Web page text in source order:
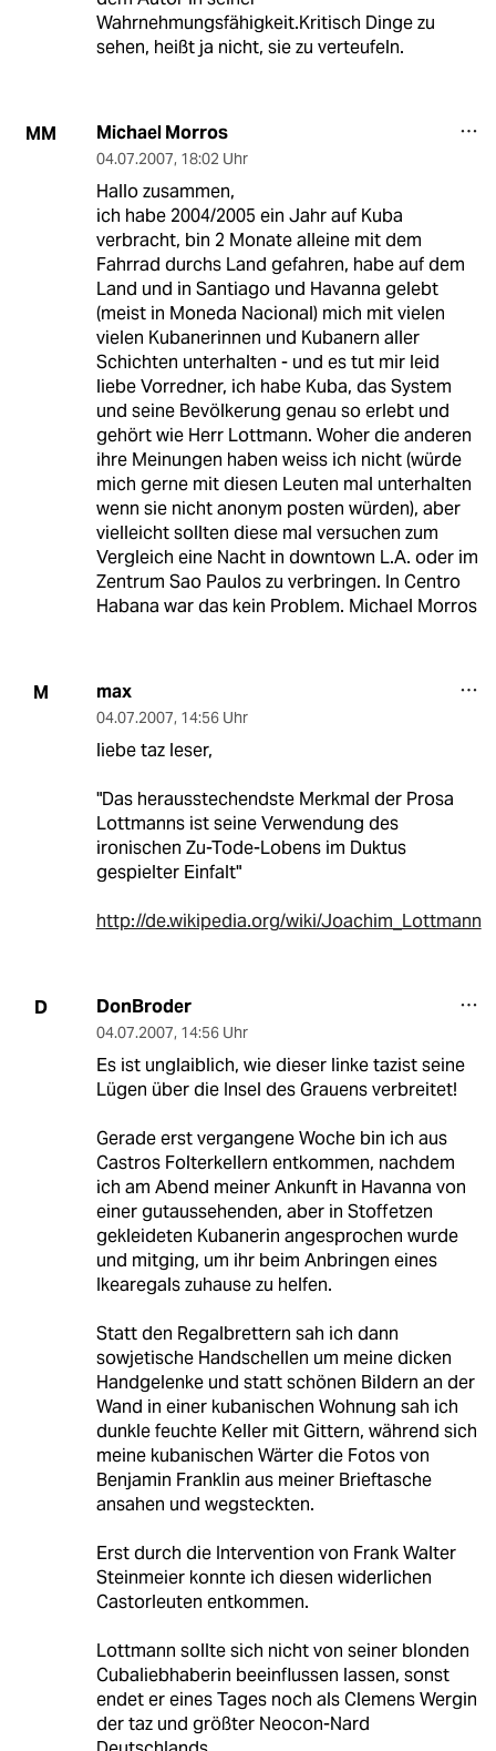
Wahrnehmungsfähigkeit.Kritisch Dinge zu
sehen, heißt ja nicht, sie zu verteufeln.
MM Michael Morros
04.07.2007, 18:02 Uhr
Hallo zusammen,
ich habe 2004/2005 ein Jahr auf Kuba
verbracht, bin 2 Monate alleine mit dem
Fahrrad durchs Land gefahren, habe auf dem
Land und in Santiago und Havanna gelebt
(meist in Moneda Nacional) mich mit vielen
vielen Kubanerinnen und Kubanern aller
Schichten unterhalten - und es tut mir leid
liebe Vorredner, ich habe Kuba, das System
und seine Bevölkerung genau so erlebt und
gehört wie Herr Lottmann. Woher die anderen
ihre Meinungen haben weiss ich nicht (würde
mich gerne mit diesen Leuten mal unterhalten
wenn sie nicht anonym posten würden), aber
vielleicht sollten diese mal versuchen zum
Vergleich eine Nacht in downtown L.A. oder im
Zentrum Sao Paulos zu verbringen. In Centro
Habana war das kein Problem. Michael Morros
M max
04.07.2007, 14:56 Uhr
liebe taz leser,
"Das herausstechendste Merkmal der Prosa
Lottmanns ist seine Verwendung des
ironischen Zu-Tode-Lobens im Duktus
gespielter Einfalt"
http://de.wikipedia.org/wiki/Joachim_Lottmann
D DonBroder
04.07.2007, 14:56 Uhr
Es ist unglaiblich, wie dieser linke tazist seine
Lügen über die Insel des Grauens verbreitet!
Gerade erst vergangene Woche bin ich aus
Castros Folterkellern entkommen, nachdem
ich am Abend meiner Ankunft in Havanna von
einer gutaussehenden, aber in Stoffetzen
gekleideten Kubanerin angesprochen wurde
und mitging, um ihr beim Anbringen eines
Ikearegals zuhause zu helfen.
Statt den Regalbrettern sah ich dann
sowjetische Handschellen um meine dicken
Handgelenke und statt schönen Bildern an der
Wand in einer kubanischen Wohnung sah ich
dunkle feuchte Keller mit Gittern, während sich
meine kubanischen Wärter die Fotos von
Benjamin Franklin aus meiner Brieftasche
ansahen und wegsteckten.
Erst durch die Intervention von Frank Walter
Steinmeier konnte ich diesen widerlichen
Castorleuten entkommen.
Lottmann sollte sich nicht von seiner blonden
Cubaliebhaberin beeinflussen lassen, sonst
endet er eines Tages noch als Clemens Wergin
der taz und größter Neocon-Nard